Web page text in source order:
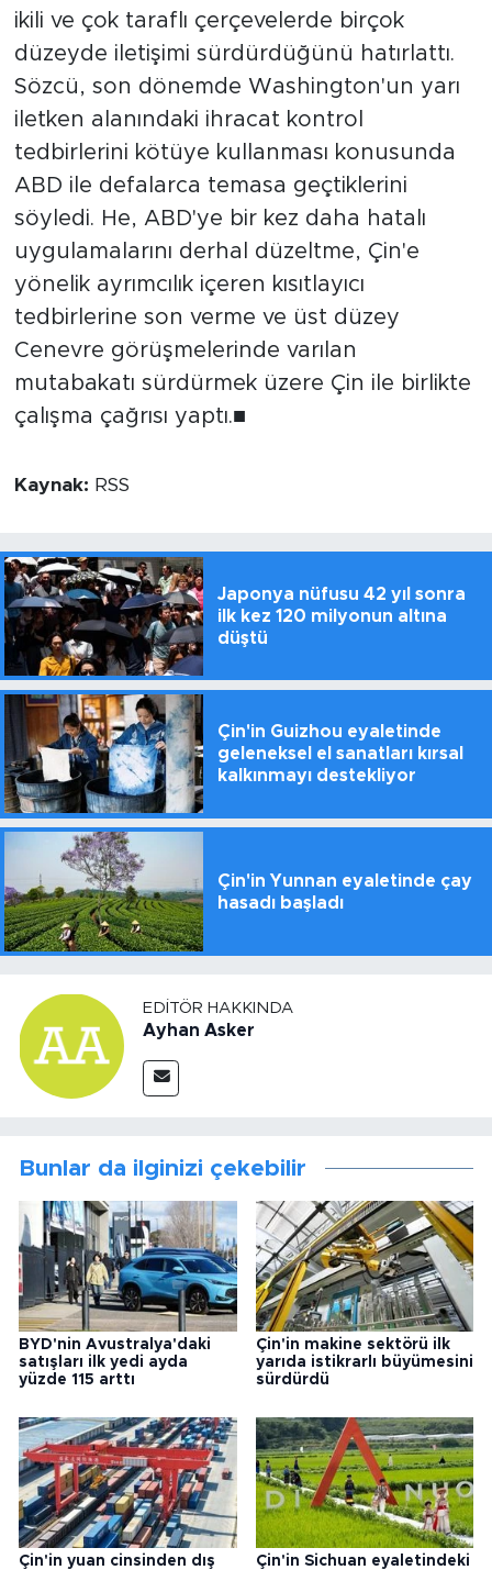
ikili ve çok taraflı çerçevelerde birçok
düzeyde iletişimi sürdürdüğünü hatırlattı.
Sözcü, son dönemde Washington'un yarı
iletken alanındaki ihracat kontrol
tedbirlerini kötüye kullanması konusunda
ABD ile defalarca temasa geçtiklerini
söyledi. He, ABD'ye bir kez daha hatalı
uygulamalarını derhal düzeltme, Çin'e
yönelik ayrımcılık içeren kısıtlayıcı
tedbirlerine son verme ve üst düzey
Cenevre görüşmelerinde varılan
mutabakatı sürdürmek üzere Çin ile birlikte
çalışma çağrısı yaptı.■
Kaynak: RSS
Japonya nüfusu 42 yıl sonra
ilk kez 120 milyonun altına
düştü
Çin'in Guizhou eyaletinde
geleneksel el sanatları kırsal
kalkınmayı destekliyor
Çin'in Yunnan eyaletinde çay
hasadı başladı
EDITÖR HAKKINDA
Ayhan Asker
Bunlar da ilginizi çekebilir
BYD'nin Avustralya'daki
satışları ilk yedi ayda
yüzde 115 arttı
Çin'in makine sektörü ilk
yarıda istikrarlı büyümesini
sürdürdü
Çin'in yuan cinsinden dış Çin'in Sichuan eyaletindeki